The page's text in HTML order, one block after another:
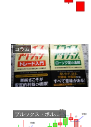
コラム
ブルックス・ボルマン本用語